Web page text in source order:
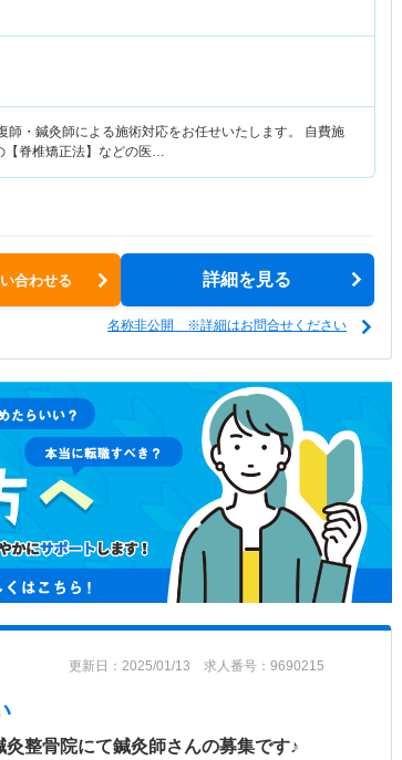
師・鍼灸師による施術対応をお任せいたします。 自費施
【脊椎矯正法】などの医…
合わせる 詳細を見る
名称非公開 ※詳細はお問合せください
更新日：2025/01/13 求人番号：9690215
整骨院にて鍼灸師さんの募集です♪